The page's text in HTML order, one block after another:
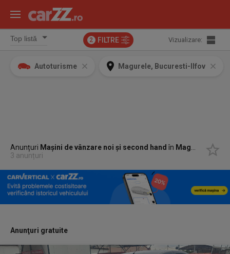
2 FILTRE Vizualizare:
Autoturisme Magurele, Bucuresti-Ilfov
Anunțuri Mașini de vânzare noi și second hand în Magurele, Bucuresti-Ilfov
3 anunțuri
Anunţuri gratuite